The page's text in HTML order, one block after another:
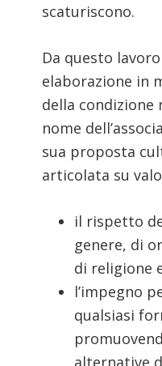
scaturiscono.
Da questo
elaborazione in
della condizione
nome
sua proposta
articolata su
il rispetto
genere, di
di religione
l’impegno
qualsiasi
alternative